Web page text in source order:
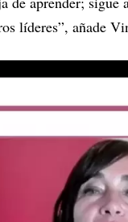
líderes”, añade